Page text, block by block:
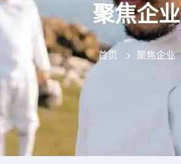
聚焦企业
首页 聚焦企业